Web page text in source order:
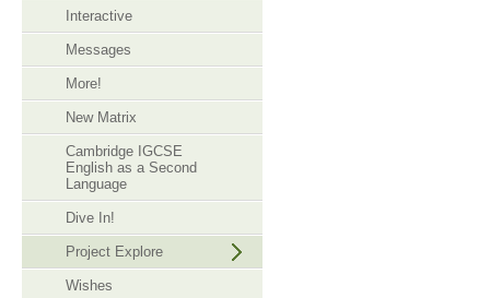
Interactive
Messages
More!
New Matrix
Cambridge IGCSE
English as a Second
Language
Dive In!
Project Explore
Wishes